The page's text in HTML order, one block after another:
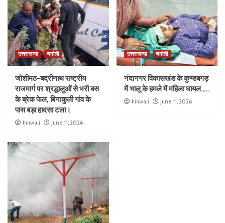
उत्तराखण्ड चमोली
जोशीमठ-बद्रीनाथ राष्ट्रीय
राजमार्ग पर श्रद्धालुओं से भरी बस
के ब्रेक फेल, बिनाकुली गांव के
पास बड़ा हादसा टला।
hinwali June 11, 2026
उत्तराखण्ड चमोली
नंदानगर विकासखंड के कुण्डबगड़
में भालू के हमले में महिला घायल…..
hinwali June 11, 2026